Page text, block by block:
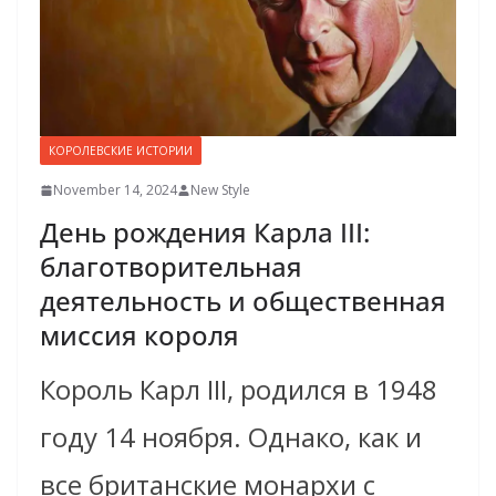
КОРОЛЕВСКИЕ ИСТОРИИ
November 14, 2024 New Style
День рождения Карла III:
благотворительная
деятельность и общественная
миссия короля
Король Карл III, родился в 1948
году 14 ноября. Однако, как и
все британские монархи с